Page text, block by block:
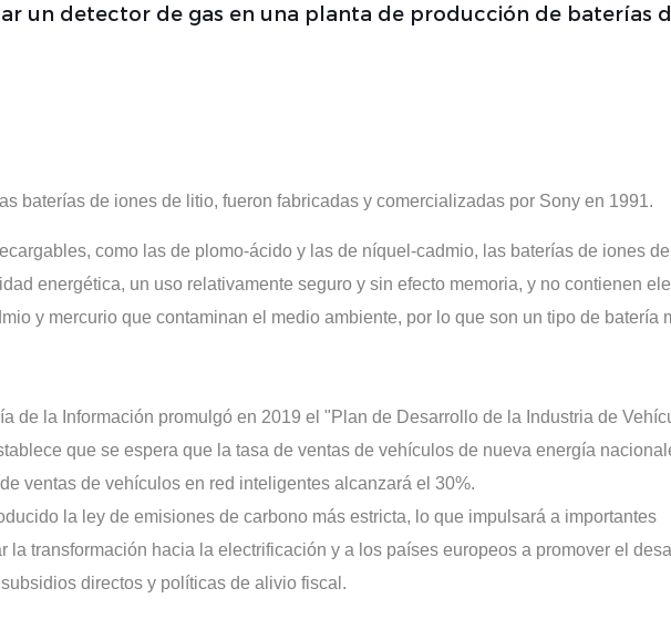
un detector de gas en una planta de producción de baterías
baterías de iones de litio, fueron fabricadas y comercializadas por Sony en 1991.
como las de plomo-ácido y las de níquel-cadmio, las baterías de iones
energética, un uso relativamente seguro y sin efecto memoria, y no contienen
y mercurio que contaminan el medio ambiente, por lo que son un tipo de batería
de la Información promulgó en 2019 el "Plan de Desarrollo de la Industria de
que se espera que la tasa de ventas de vehículos de nueva energía
ventas de vehículos en red inteligentes alcanzará el 30%.
la ley de emisiones de carbono más estricta, lo que impulsará a importantes
la transformación hacia la electrificación y a los países europeos a promover el
directos y políticas de alivio fiscal.